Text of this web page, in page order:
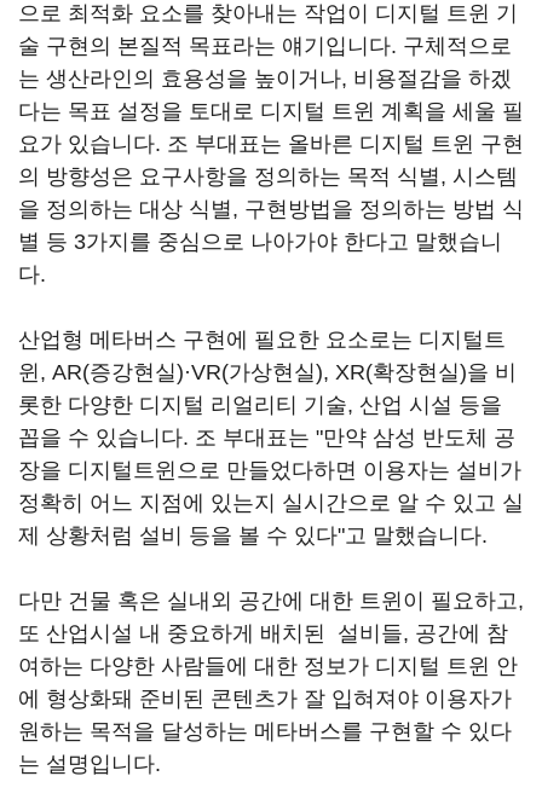
으로 최적화 요소를 찾아내는 작업이 디지털 트윈 기
술 구현의 본질적 목표라는 얘기입니다. 구체적으로
는 생산라인의 효용성을 높이거나, 비용절감을 하겠
다는 목표 설정을 토대로 디지털 트윈 계획을 세울 필
요가 있습니다. 조 부대표는 올바른 디지털 트윈 구현
의 방향성은 요구사항을 정의하는 목적 식별, 시스템
을 정의하는 대상 식별, 구현방법을 정의하는 방법 식
별 등 3가지를 중심으로 나아가야 한다고 말했습니
다.
산업형 메타버스 구현에 필요한 요소로는 디지털트
윈, AR(증강현실)·VR(가상현실), XR(확장현실)을 비
롯한 다양한 디지털 리얼리티 기술, 산업 시설 등을
꼽을 수 있습니다. 조 부대표는 "만약 삼성 반도체 공
장을 디지털트윈으로 만들었다하면 이용자는 설비가
정확히 어느 지점에 있는지 실시간으로 알 수 있고 실
제 상황처럼 설비 등을 볼 수 있다"고 말했습니다.
다만 건물 혹은 실내외 공간에 대한 트윈이 필요하고,
또 산업시설 내 중요하게 배치된 설비들, 공간에 참
여하는 다양한 사람들에 대한 정보가 디지털 트윈 안
에 형상화돼 준비된 콘텐츠가 잘 입혀져야 이용자가
원하는 목적을 달성하는 메타버스를 구현할 수 있다
는 설명입니다.